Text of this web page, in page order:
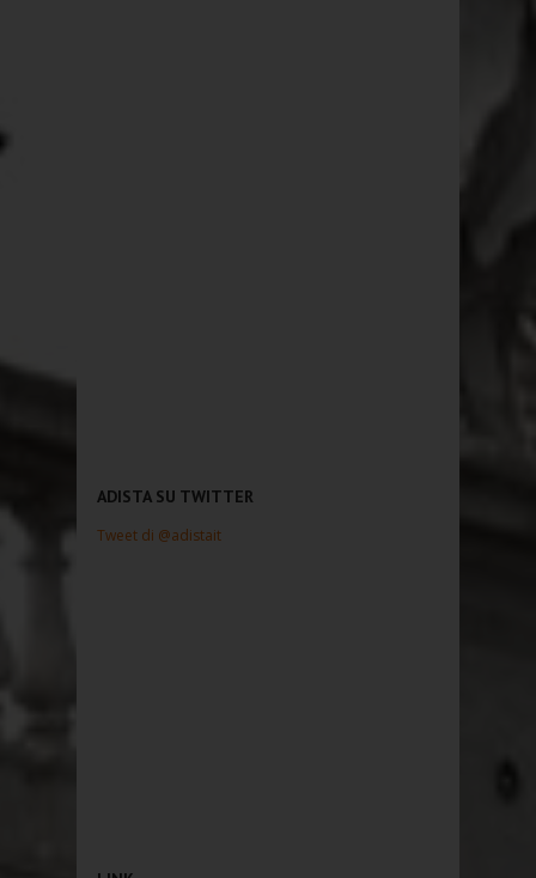
ADISTA SU TWITTER
Tweet di @adistait